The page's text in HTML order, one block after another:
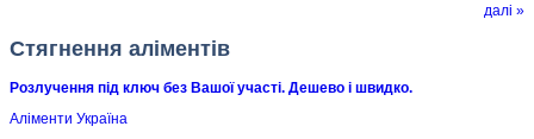
далі »
Стягнення аліментів
Розлучення під ключ без Вашої участі. Дешево і швидко.
Аліменти Україна